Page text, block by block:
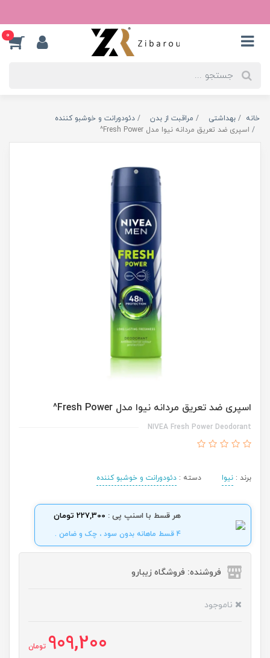
0
خانه بهداشتی مراقبت از بدن
دئودورانت و خوشبو کننده
اسپری ضد تعریق مردانه نیوا مدل Fresh Power^
اسپری ضد تعریق مردانه نیوا مدل Fresh Power^
NIVEA Fresh Power Deodorant
برند : نیوا دسته : دئودورانت و خوشبو کننده
هر قسط با اسنپ پی : 227,300 تومان
4 قسط ماهانه بدون سود ، چک و ضامن .
فروشنده: فروشگاه زیبارو
ناموجود
909,200 تومان